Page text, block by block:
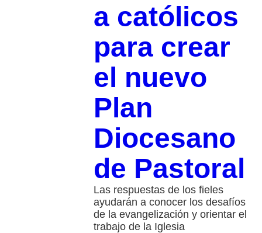
a católicos
para crear
el nuevo
Plan
Diocesano
de Pastoral
Las respuestas de los fieles
ayudarán a conocer los desafíos
de la evangelización y orientar el
trabajo de la Iglesia